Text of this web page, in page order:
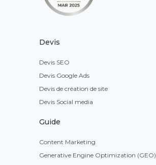
Devis
Devis SEO
Devis Google Ads
Devis de création de site
Devis Social media
Guide
Content Marketing
Generative Engine Optimization (GEO)